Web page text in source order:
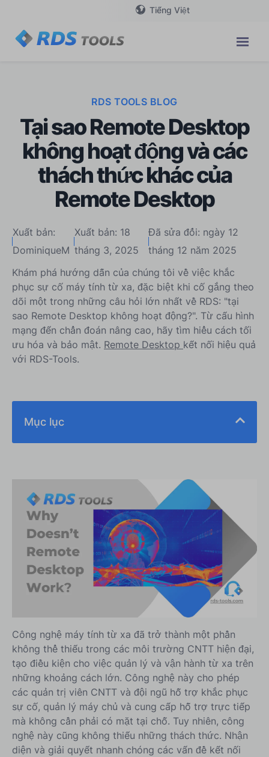
Tiếng Việt
RDS TOOLS BLOG
Tại sao Remote Desktop
không hoạt động và các
thách thức khác của
Remote Desktop
Xuất bản:
DominiqueM
Xuất bản: 18
tháng 3, 2025
Đã sửa đổi: ngày 12
tháng 12 năm 2025
Khám phá hướng dẫn của chúng tôi về việc khắc
phục sự cố máy tính từ xa, đặc biệt khi cố gắng theo
dõi một trong những câu hỏi lớn nhất về RDS: "tại
sao Remote Desktop không hoạt động?". Từ cấu hình
mạng đến chẩn đoán nâng cao, hãy tìm hiểu cách tối
ưu hóa và bảo mật. Remote Desktop kết nối hiệu quả
với RDS-Tools.
Mục lục
Các Kỹ Thuật Chẩn Đoán Nâng Cao và Khắc Phục
Sự Cố Là Gì?
Các giải pháp kỹ thuật bổ sung và sửa lỗi cho
Remote Desktop là gì?
Làm thế nào bạn có thể tận dụng các giải pháp
Remote Desktop của bên thứ ba?
Công nghệ máy tính từ xa đã trở thành một phần
không thể thiếu trong các môi trường CNTT hiện đại,
tạo điều kiện cho việc quản lý và vận hành từ xa trên
những khoảng cách lớn. Công nghệ này cho phép
các quản trị viên CNTT và đội ngũ hỗ trợ khắc phục
sự cố, quản lý máy chủ và cung cấp hỗ trợ trực tiếp
mà không cần phải có mặt tại chỗ. Tuy nhiên, công
nghệ này cũng không thiếu những thách thức. Nhận
diện và giải quyết nhanh chóng các vấn đề kết nối